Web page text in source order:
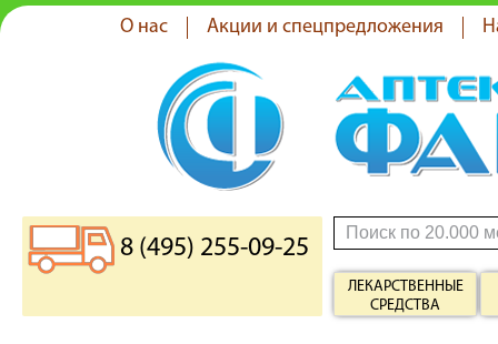
О нас Акции и спецпредложения
8 (495) 255-09-25
ЛЕКАРСТВЕННЫЕ
СРЕДСТВА